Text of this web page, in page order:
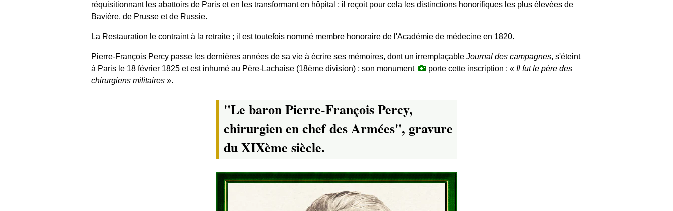
réquisitionnant les abattoirs de Paris et en les transformant en hôpital ; il reçoit pour cela les distinctions honorifiques les plus élevées de
Bavière, de Prusse et de Russie.
La Restauration le contraint à la retraite ; il est toutefois nommé membre honoraire de l'Académie de médecine en 1820.
Pierre-François Percy passe les dernières années de sa vie à écrire ses mémoires, dont un irremplaçable Journal des campagnes, s'éteint
à Paris le 18 février 1825 et est inhumé au Père-Lachaise (18ème division) ; son monument
porte cette inscription :
Il fut le père des
chirurgiens militaires
.
"Le baron Pierre-François Percy,
chirurgien en chef des Armées", gravure
du XIXème siècle.